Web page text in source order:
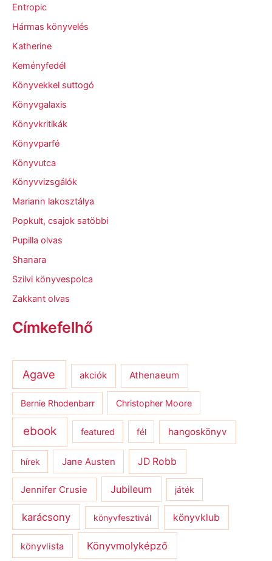
Entropic
Hármas könyvelés
Katherine
Keményfedél
Könyvekkel suttogó
Könyvgalaxis
Könyvkritikák
Könyvparfé
Könyvutca
Könyvvizsgálók
Mariann lakosztálya
Popkult, csajok satöbbi
Pupilla olvas
Shanara
Szilvi könyvespolca
Zakkant olvas
Címkefelhő
Agave akciók Athenaeum
Bernie Rhodenbarr Christopher Moore
ebook featured fél hangoskönyv
hírek Jane Austen JD Robb
Jennifer Crusie Jubileum játék
karácsony könyvfesztivál könyvklub
könyvlista Könyvmolyképző